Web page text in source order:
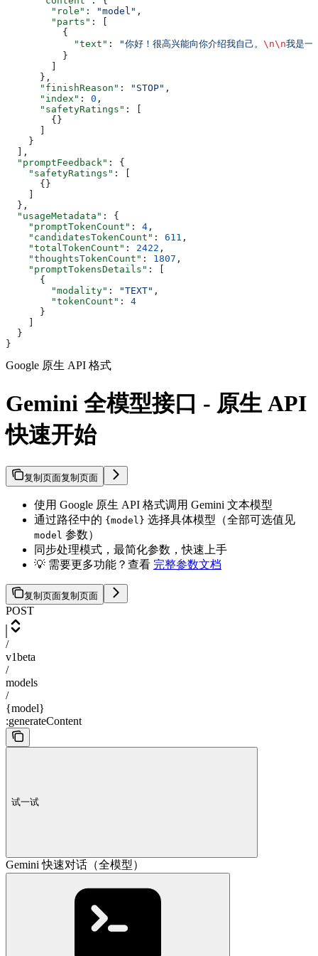
        "role"
: "model" ,
        "parts"
: [
          {
            "text"
: "你好！很高兴能向你介绍我自己。 \n\n我是
          }
        ]
      },
      "finishReason"
: "STOP" ,
      "index"
: 0 ,
      "safetyRatings"
: [
        {}
      ]
    }
  ],
  "promptFeedback"
: {
    "safetyRatings"
: [
      {}
    ]
  },
  "usageMetadata"
: {
    "promptTokenCount"
: 4 ,
    "candidatesTokenCount"
: 611 ,
    "totalTokenCount"
: 2422 ,
    "thoughtsTokenCount"
: 1807 ,
    "promptTokensDetails"
: [
      {
        "modality"
: "TEXT" ,
        "tokenCount"
: 4
      }
    ]
  }
}
Google 原生 API 格式
Gemini 全模型接口 - 原生 API
快速开始
复制页面复制页面
使用 Google 原生 API 格式调用 Gemini 文本模型
通过路径中的 {model} 选择具体模型（全部可选值见
model 参数）
同步处理模式，最简化参数，快速上手
💡 需要更多功能？查看 完整参数文档
复制页面复制页面
POST
/
v1beta
/
models
/
{model}
:generateContent
试一试
Gemini 快速对话（全模型）